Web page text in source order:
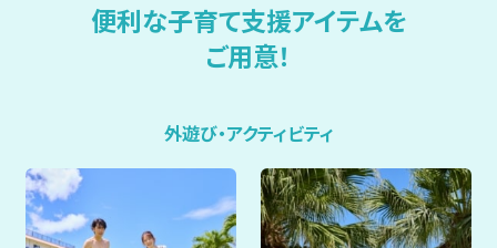
便利な子育て支援アイテムを
ご用意！
外遊び・アクティビティ